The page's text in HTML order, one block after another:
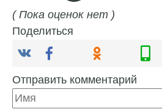
( Пока оценок нет )
Поделиться
Отправить комментарий
Имя